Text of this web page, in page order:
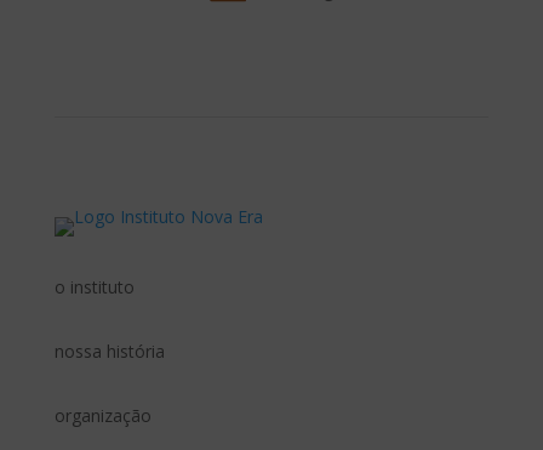
o instituto
nossa história
organização